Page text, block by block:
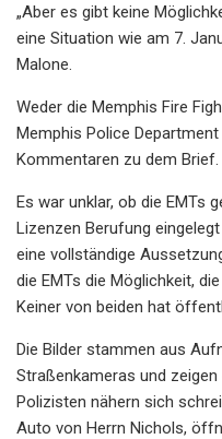
„Aber es gibt keine
eine Situation wie am 7.
Malone.
Weder die Memphis Fire
Memphis Police
Kommentaren zu dem Brief.
Es war unklar, ob die EMTs
Lizenzen Berufung
eine vollständige
die EMTs die Möglichkeit,
Keiner von beiden hat
Die Bilder stammen aus
Straßenkameras und
Polizisten nähern sich
Auto von Herrn Nichols,